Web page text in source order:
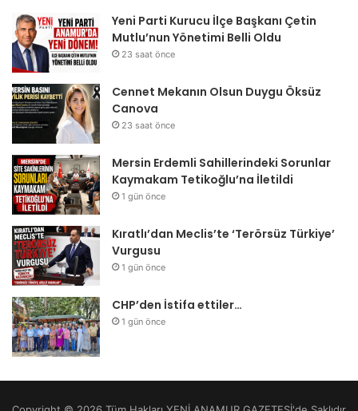
Yeni Parti Kurucu İlçe Başkanı Çetin
Mutlu’nun Yönetimi Belli Oldu
23 saat önce
Cennet Mekanın Olsun Duygu Öksüz
Canova
23 saat önce
Mersin Erdemli Sahillerindeki Sorunlar
Kaymakam Tetikoğlu’na İletildi
1 gün önce
Kıratlı’dan Meclis’te ‘Terörsüz Türkiye’
Vurgusu
1 gün önce
CHP’den İstifa ettiler…
1 gün önce